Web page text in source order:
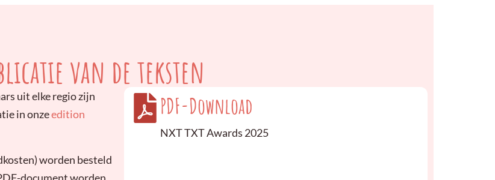
van de teksten
uit elke regio zijn
in onzeedition
worden besteld
PDF-Download
NXT TXT Awards 2025